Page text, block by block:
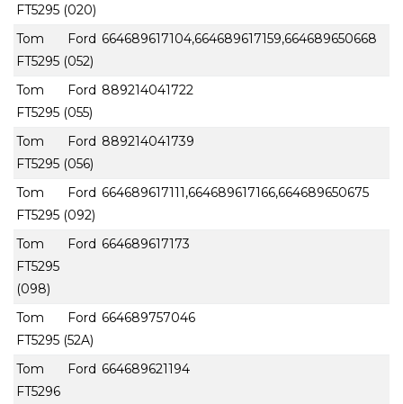
FT5295 (020)
Tom Ford
FT5295 (052)
664689617104,664689617159,664689650668
Tom Ford
FT5295 (055)
889214041722
Tom Ford
FT5295 (056)
889214041739
Tom Ford
FT5295 (092)
664689617111,664689617166,664689650675
Tom Ford
FT5295
(098)
664689617173
Tom Ford
FT5295 (52A)
664689757046
Tom Ford
FT5296
664689621194